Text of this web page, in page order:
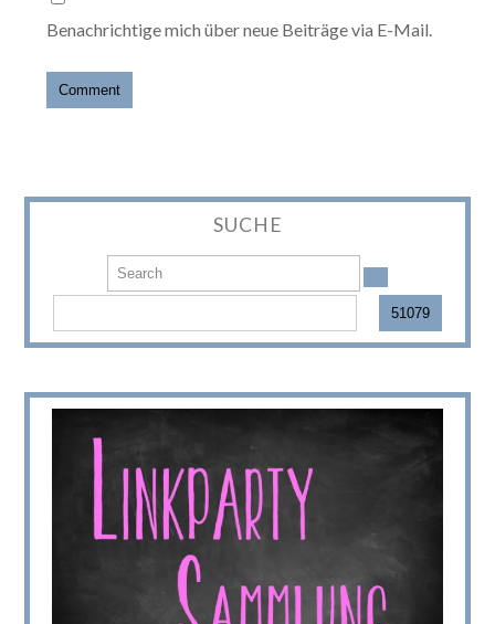
Benachrichtige mich über neue Beiträge via E-Mail.
SUCHE